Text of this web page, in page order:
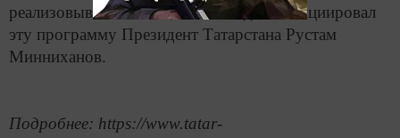
реализовываться в 2020-2022 годах. Инициировал
эту программу Президент Татарстана Рустам
Минниханов.
Подробнее: https://www.tatar-